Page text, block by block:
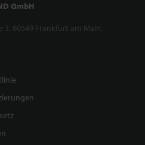
GmbH
3, 60549 Frankfurt am Main,